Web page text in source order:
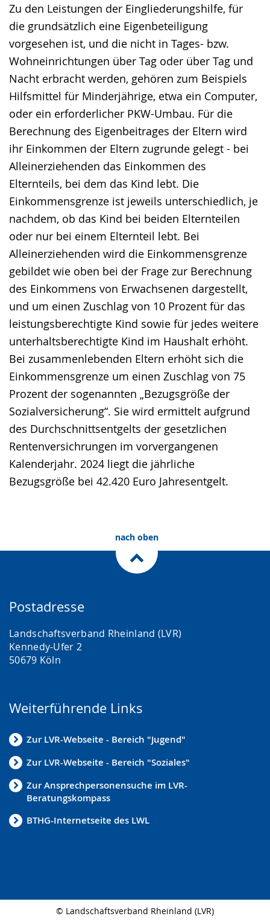
Zu den Leistungen der Eingliederungshilfe, für
die grundsätzlich eine Eigenbeteiligung
vorgesehen ist, und die nicht in Tages- bzw.
Wohneinrichtungen über Tag oder über Tag und
Nacht erbracht werden, gehören zum Beispiels
Hilfsmittel für Minderjährige, etwa ein Computer,
oder ein erforderlicher PKW-Umbau. Für die
Berechnung des Eigenbeitrages der Eltern wird
ihr Einkommen der Eltern zugrunde gelegt - bei
Alleinerziehenden das Einkommen des
Elternteils, bei dem das Kind lebt. Die
Einkommensgrenze ist jeweils unterschiedlich, je
nachdem, ob das Kind bei beiden Elternteilen
oder nur bei einem Elternteil lebt. Bei
Alleinerziehenden wird die Einkommensgrenze
gebildet wie oben bei der Frage zur Berechnung
des Einkommens von Erwachsenen dargestellt,
und um einen Zuschlag von 10 Prozent für das
leistungsberechtigte Kind sowie für jedes weitere
unterhaltsberechtigte Kind im Haushalt erhöht.
Bei zusammenlebenden Eltern erhöht sich die
Einkommensgrenze um einen Zuschlag von 75
Prozent der sogenannten „Bezugsgröße der
Sozialversicherung“. Sie wird ermittelt aufgrund
des Durchschnittsentgelts der gesetzlichen
Rentenversichrungen im vorvergangenen
Kalenderjahr. 2024 liegt die jährliche
Bezugsgröße bei 42.420 Euro Jahresentgelt.
nach oben
Postadresse
Landschaftsverband Rheinland (LVR)
Kennedy-Ufer 2
50679 Köln
Weiterführende Links
Zur LVR-Webseite - Bereich "Jugend"
Zur LVR-Webseite - Bereich "Soziales"
Zur Ansprechpersonensuche im LVR-
Beratungskompass
BTHG-Internetseite des LWL
© Landschaftsverband Rheinland (LVR)